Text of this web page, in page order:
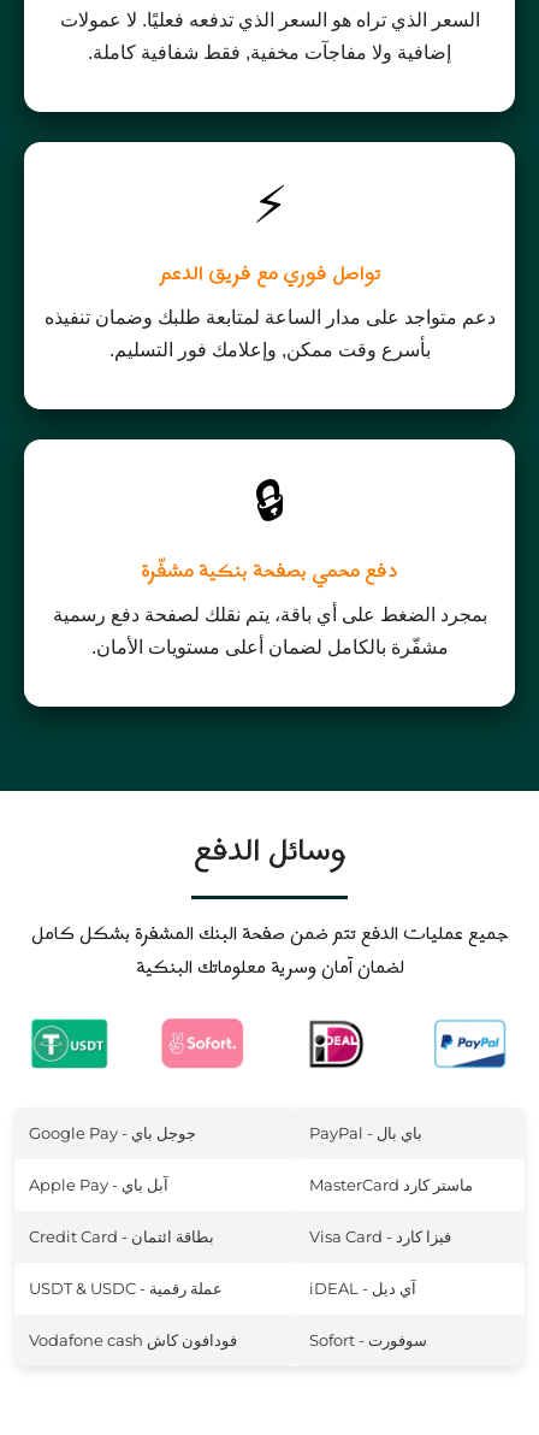
السعر الذي تراه هو السعر الذي تدفعه فعليًا. لا عمولات
إضافية ولا مفاجآت مخفية, فقط شفافية كاملة.
⚡
تواصل فوري مع فريق الدعم
دعم متواجد على مدار الساعة لمتابعة طلبك وضمان تنفيذه
بأسرع وقت ممكن, وإعلامك فور التسليم.
🔒
دفع محمي بصفحة بنكية مشفّرة
بمجرد الضغط على أي باقة، يتم نقلك لصفحة دفع رسمية
مشفّرة بالكامل لضمان أعلى مستويات الأمان.
وسائل الدفع
جميع عمليات الدفع تتم ضمن صفحة البنك المشفرة بشكل كامل
لضمان آمان وسرية معلوماتك البنكية
Google Pay - جوجل باي PayPal - باي بال
Apple Pay - آبل باي MasterCard ماستر كارد
Credit Card - بطاقة ائتمان Visa Card - فيزا كارد
USDT & USDC - عملة رقمية iDEAL - آي ديل
Vodafone cash فودافون كاش Sofort - سوفورت